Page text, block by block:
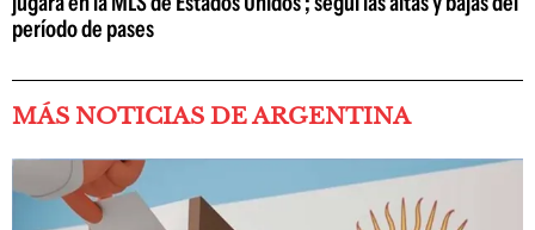
período de pases
MÁS NOTICIAS DE ARGENTINA